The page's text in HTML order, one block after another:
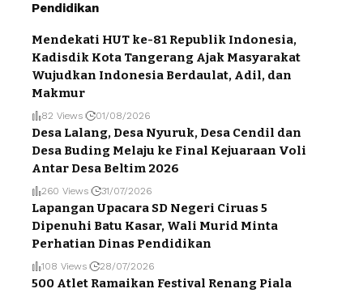
Pendidikan
Mendekati HUT ke-81 Republik Indonesia,
Kadisdik Kota Tangerang Ajak Masyarakat
Wujudkan Indonesia Berdaulat, Adil, dan
Makmur
82 Views 01/08/2026
Desa Lalang, Desa Nyuruk, Desa Cendil dan
Desa Buding Melaju ke Final Kejuaraan Voli
Antar Desa Beltim 2026
260 Views 31/07/2026
Lapangan Upacara SD Negeri Ciruas 5
Dipenuhi Batu Kasar, Wali Murid Minta
Perhatian Dinas Pendidikan
108 Views 28/07/2026
500 Atlet Ramaikan Festival Renang Piala